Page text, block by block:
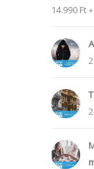
14.990 Ft